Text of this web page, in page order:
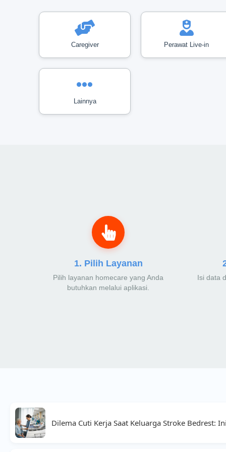
Caregiver Perawat Live-in
Lainnya
1. Pilih Layanan
Pilih layanan homecare yang Anda
butuhkan melalui aplikasi.
Isi data
Dilema Cuti Kerja Saat Keluarga Stroke Bedrest: